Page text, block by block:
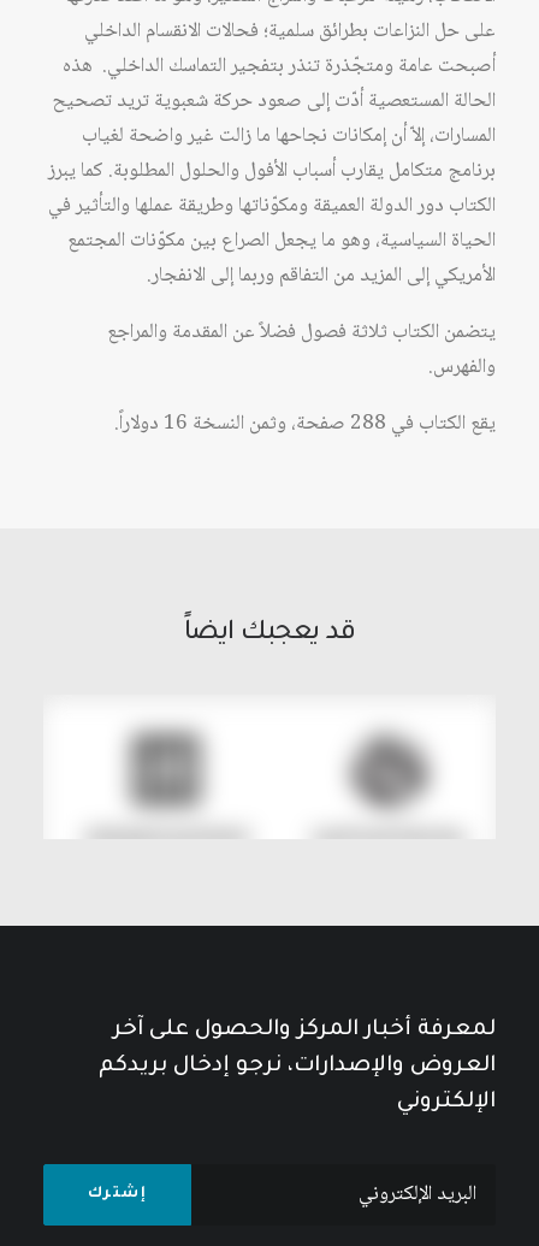
على حل النزاعات بطرائق سلمية؛ فحالات الانقسام الداخلي
أصبحت عامة ومتجّذرة تنذر بتفجير التماسك الداخلي. هذه
الحالة المستعصية أدّت إلى صعود حركة شعبوية تريد تصحيح
المسارات، إلاّ أن إمكانات نجاحها ما زالت غير واضحة لغياب
برنامج متكامل يقارب أسباب الأفول والحلول المطلوبة. كما يبرز
الكتاب دور الدولة العميقة ومكوّناتها وطريقة عملها والتأثير في
الحياة السياسية، وهو ما يجعل الصراع بين مكوّنات المجتمع
الأمريكي إلى المزيد من التفاقم وربما إلى الانفجار.
يتضمن الكتاب ثلاثة فصول فضلاً عن المقدمة والمراجع
والفهرس.
يقع الكتاب في 288 صفحة، وثمن النسخة 16 دولاراً.
قد يعجبك ايضاً
لمعرفة أخبار المركز والحصول على آخر
العروض والإصدارات، نرجو إدخال بريدكم
الإلكتروني